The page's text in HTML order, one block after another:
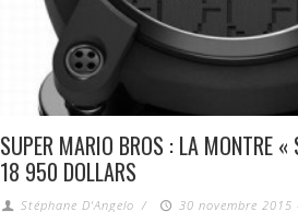
SUPER MARIO BROS : LA MONTRE
18 950 DOLLARS
Stéphane D'Angelo / 30 novembre 2015